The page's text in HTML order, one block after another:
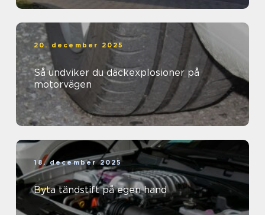
20. december 2025
Så undviker du däckexplosioner på
motorvägen
18. december 2025
Byta tändstift på egen hand